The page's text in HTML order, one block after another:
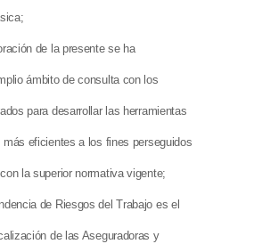
de la presente se ha
ámbito de consulta con los
para desarrollar las herramientas
eficientes a los fines perseguidos
la superior normativa vigente;
de Riesgos del Trabajo es el
de las Aseguradoras y